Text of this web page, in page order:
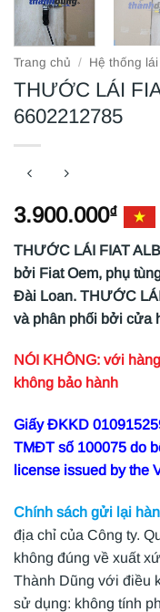
Trang chủ / Hệ thống lái
THƯỚC LÁI
6602212785
3.900.000₫
THƯỚC LÁI FIAT
bởi Fiat Oem, phụ
Đài Loan. THƯỚC
và phân phối bởi cửa
NÓI KHÔNG: với
không bảo hành
Giấy ĐKKD
TMĐT số 100075 do
license issued by the
Chính sách gửi lại
địa chỉ của Công ty.
không đúng về xuất
Thành Dũng với điều
sử dụng: không tính